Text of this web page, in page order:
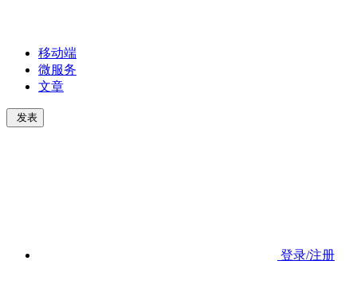
移动端
微服务
文章
发表
登录/注册